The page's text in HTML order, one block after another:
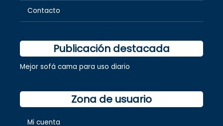
Contacto
Publicación destacada
Mejor sofá cama para uso diario
Zona de usuario
Mi cuenta